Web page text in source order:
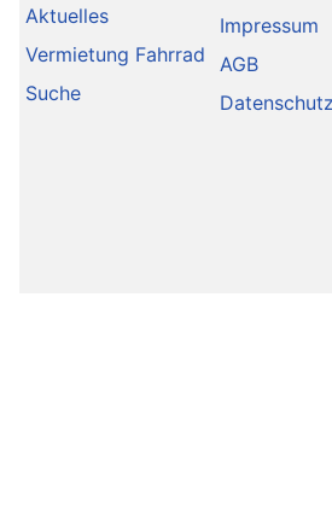
Aktuelles
Vermietung Fahrrad
Suche
Impressum
AGB
Datenschutz